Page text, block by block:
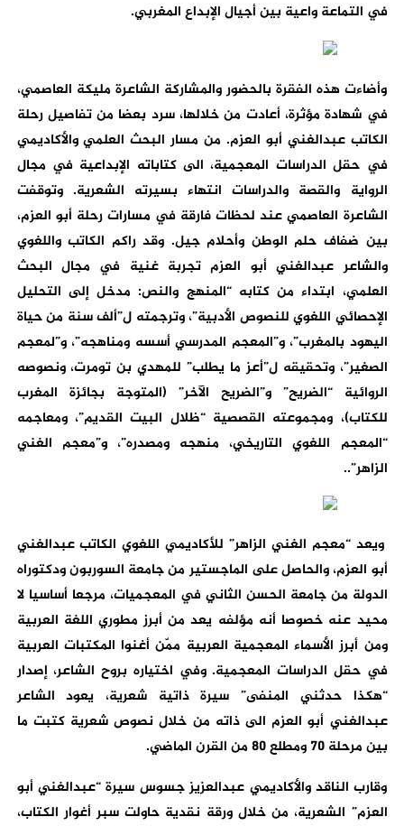
في التماعة واعية بين أجيال الإبداع المغربي.
وأضاءت هذه الفقرة بالحضور والمشاركة الشاعرة مليكة العاصمي،
في شهادة مؤثرة، أعادت من خلالها، سرد بعضا من تفاصيل رحلة
الكاتب عبدالغني أبو العزم. من مسار البحث العلمي والأكاديمي
في حقل الدراسات المعجمية، الى كتاباته الإبداعية في مجال
الرواية والقصة والدراسات انتهاء بسيرته الشعرية. وتوقفت
الشاعرة العاصمي عند لحظات فارقة في مسارات رحلة أبو العزم،
بين ضفاف حلم الوطن وأحلام جيل. وقد راكم الكاتب واللغوي
والشاعر عبدالغني أبو العزم تجربة غنية في مجال البحث
العلمي، ابتداء من كتابه “المنهج والنص: مدخل إلى التحليل
الإحصائي اللغوي للنصوص الأدبية”، وترجمته ل”ألف سنة من حياة
اليهود بالمغرب”، و”المعجم المدرسي أسسه ومناهجه”، و”لمعجم
الصغير”، وتحقيقه ل”أعز ما يطلب” للمهدي بن تومرت، ونصوصه
الروائية “الضريح” و”الضريح الآخر” (المتوجة بجائزة المغرب
للكتاب)، ومجموعته القصصية “ظلال البيت القديم”، ومعاجمه
“المعجم اللغوي التاريخي، منهجه ومصدره”، و”معجم الغني
الزاهر”..
ويعد “معجم الغني الزاهر” للأكاديمي اللغوي الكاتب عبدالغني
أبو العزم، والحاصل على الماجستير من جامعة السوربون ودكتوراه
الدولة من جامعة الحسن الثاني في المعجميات، مرجعا أساسيا لا
محيد عنه خصوصا أنه مؤلفه يعد من أبرز مطوري اللغة العربية
ومن أبرز الأسماء المعجمية العربية ممّن أغنوا المكتبات العربية
في حقل الدراسات المعجمية. وفي اختياره بروح الشاعر، إصدار
“هكذا حدثني المنفى” سيرة ذاتية شعرية، يعود الشاعر
عبدالغني أبو العزم الى ذاته من خلال نصوص شعرية كتبت ما
بين مرحلة 70 ومطلع 80 من القرن الماضي.
وقارب الناقد والأكاديمي عبدالعزيز جسوس سيرة “عبدالغني أبو
العزم” الشعرية، من خلال ورقة نقدية حاولت سبر أغوار الكتاب،